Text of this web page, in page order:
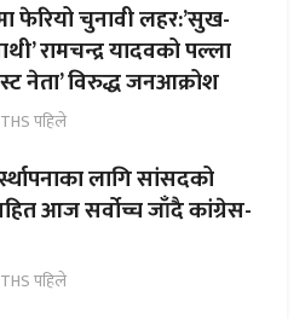
फेरियो चुनावी लहर:’सुख-
रामचन्द्र यादवको पल्ला
नेता’ विरुद्ध जनआक्रोश
पहिले
लागि सांसदको
आज सर्वोच्च जाँदै कांग्रेस-
पहिले